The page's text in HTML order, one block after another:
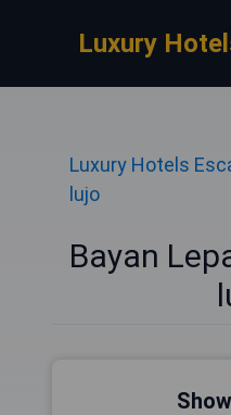
Luxury
Luxury Hotels
lujo
Bayan